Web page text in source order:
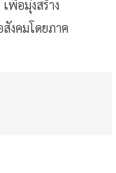
พื่อมุ่งสร้าง
งคมโดยภาค